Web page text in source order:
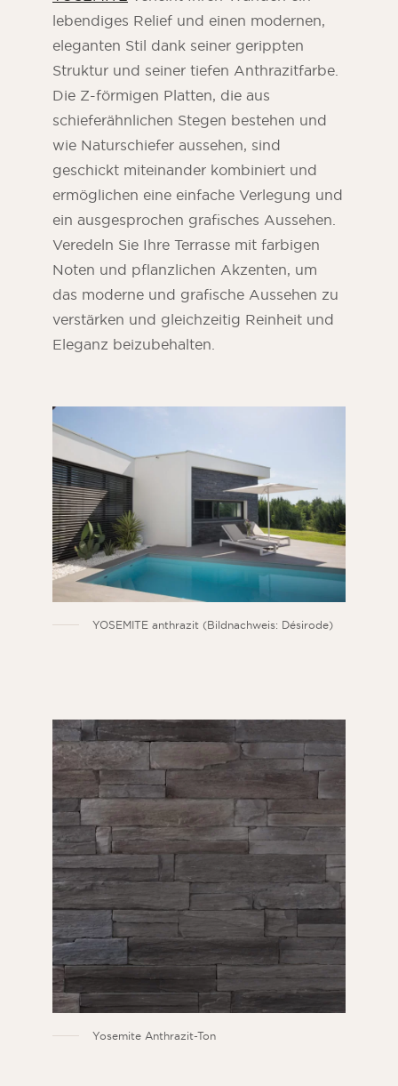
lebendiges Relief und einen modernen,
eleganten Stil dank seiner gerippten
Struktur und seiner tiefen Anthrazitfarbe.
Die Z-förmigen Platten, die aus
schieferähnlichen Stegen bestehen und
wie Naturschiefer aussehen, sind
geschickt miteinander kombiniert und
ermöglichen eine einfache Verlegung und
ein ausgesprochen grafisches Aussehen.
Veredeln Sie Ihre Terrasse mit farbigen
Noten und pflanzlichen Akzenten, um
das moderne und grafische Aussehen zu
verstärken und gleichzeitig Reinheit und
Eleganz beizubehalten.
YOSEMITE anthrazit (Bildnachweis: Désirode)
Yosemite Anthrazit-Ton